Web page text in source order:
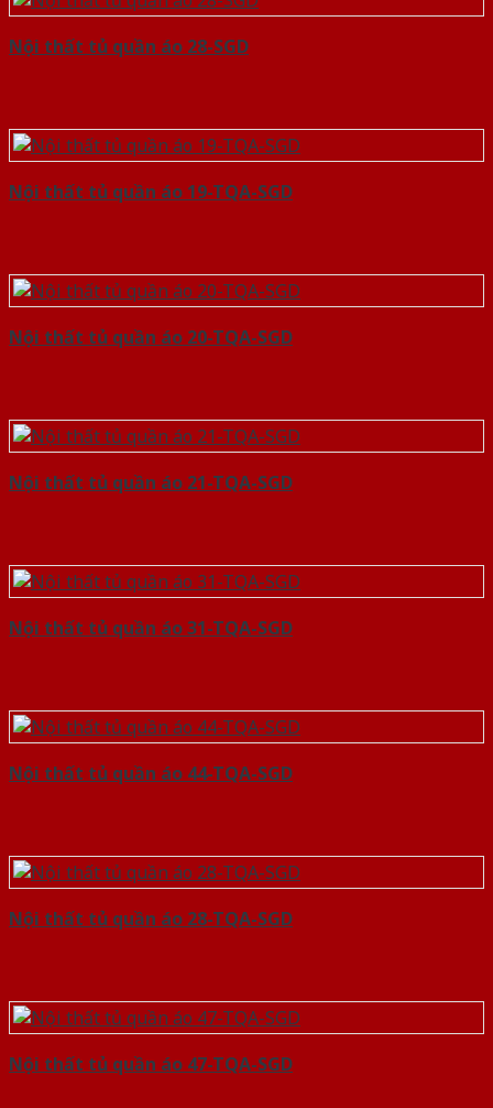
Nội thất tủ quần áo 28-SGD
Nội thất tủ quần áo 19-TQA-SGD
Nội thất tủ quần áo 20-TQA-SGD
Nội thất tủ quần áo 21-TQA-SGD
Nội thất tủ quần áo 31-TQA-SGD
Nội thất tủ quần áo 44-TQA-SGD
Nội thất tủ quần áo 28-TQA-SGD
Nội thất tủ quần áo 47-TQA-SGD